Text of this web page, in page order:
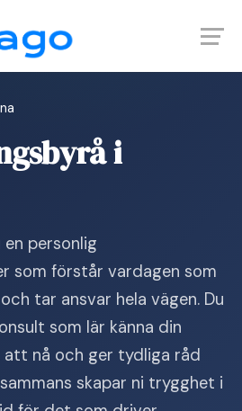
i
personlig
som förstår vardagen som
tar ansvar hela vägen. Du
som lär känna din
nå och ger tydliga råd
skapar ni trygghet i